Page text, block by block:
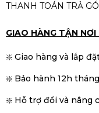
THANH TOÁN TRẢ
GIAO HÀNG TẬN
❇️ Giao hàng và lắp
❇️ Bảo hành 12h tháng
❇️ Hỗ trợ đổi và nâng